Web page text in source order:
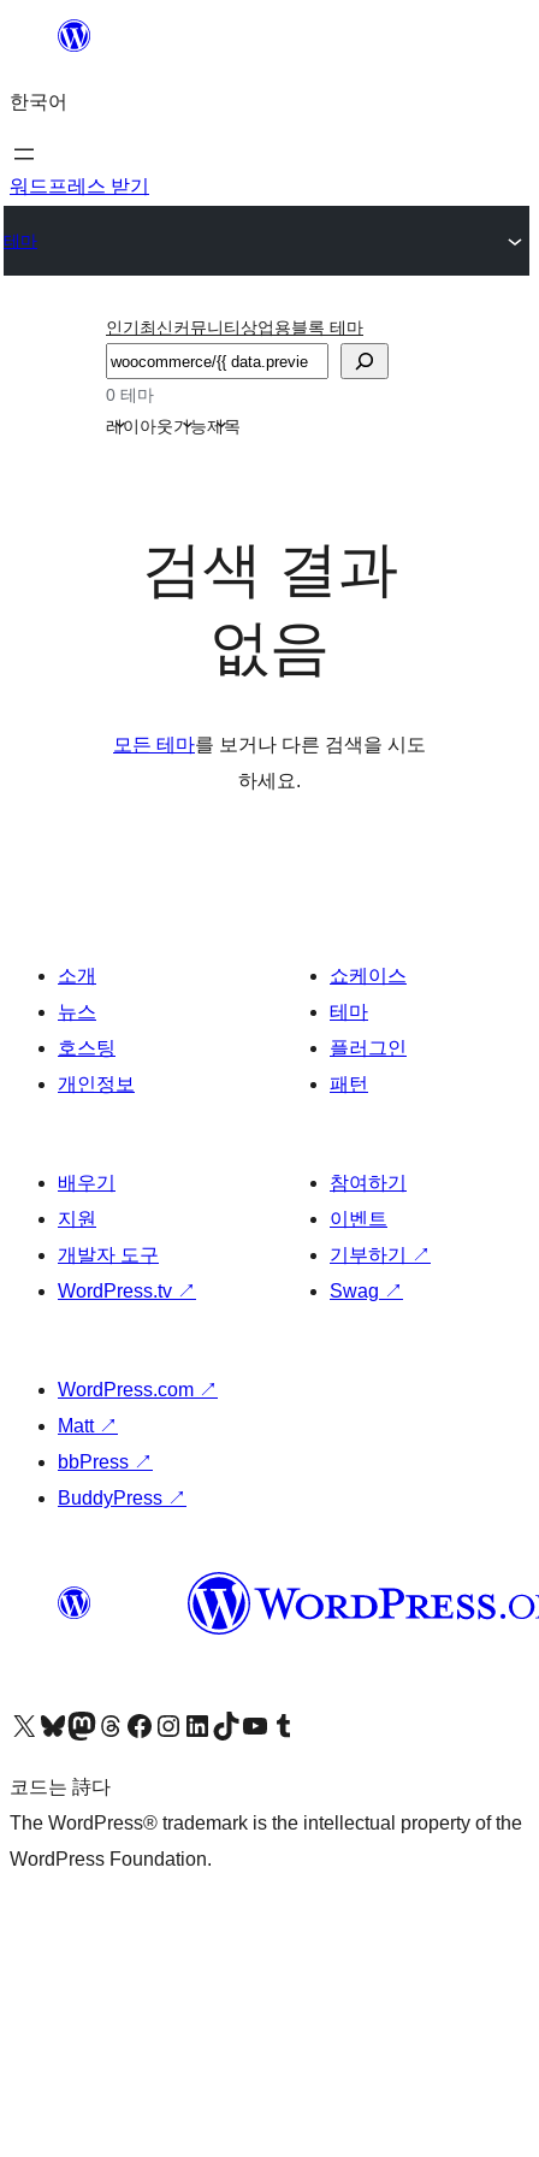
츠
로
바
가
한국어
워드프레스 받기
테마
인기최신커뮤니티상업용블록 테마
검
색
0 테마
레이아웃기능제목
검색 결과
없음
모든 테마를 보거나 다른 검색을 시도
하세요.
소개
뉴스
호스팅
개인정보
쇼케이스
테마
플러그인
패턴
배우기
지원
개발자 도구
WordPress.tv ↗
참여하기
이벤트
기부하기
↗
Swag ↗
WordPress.com ↗
Matt ↗
bbPress ↗
BuddyPress ↗
X(이전 트위터) 계정 방문하기블루스카이 계정 방문하기마스토돈 계정 방문하기스레드 계정 방문하기 페이스북 페이지 방문하기인스타그램 계정 방문하기 LinkedIn 계정 방문하기틱톡 계정 방문하기유튜브 채널 방문하기 텀블러 계정 방문하기
코드는 詩다
The WordPress® trademark is the intellectual property of the
WordPress Foundation.